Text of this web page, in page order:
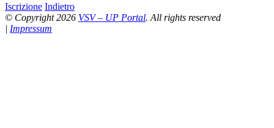
Iscrizione Indietro
© Copyright 2026 VSV – UP Portal. All rights reserved
| Impressum